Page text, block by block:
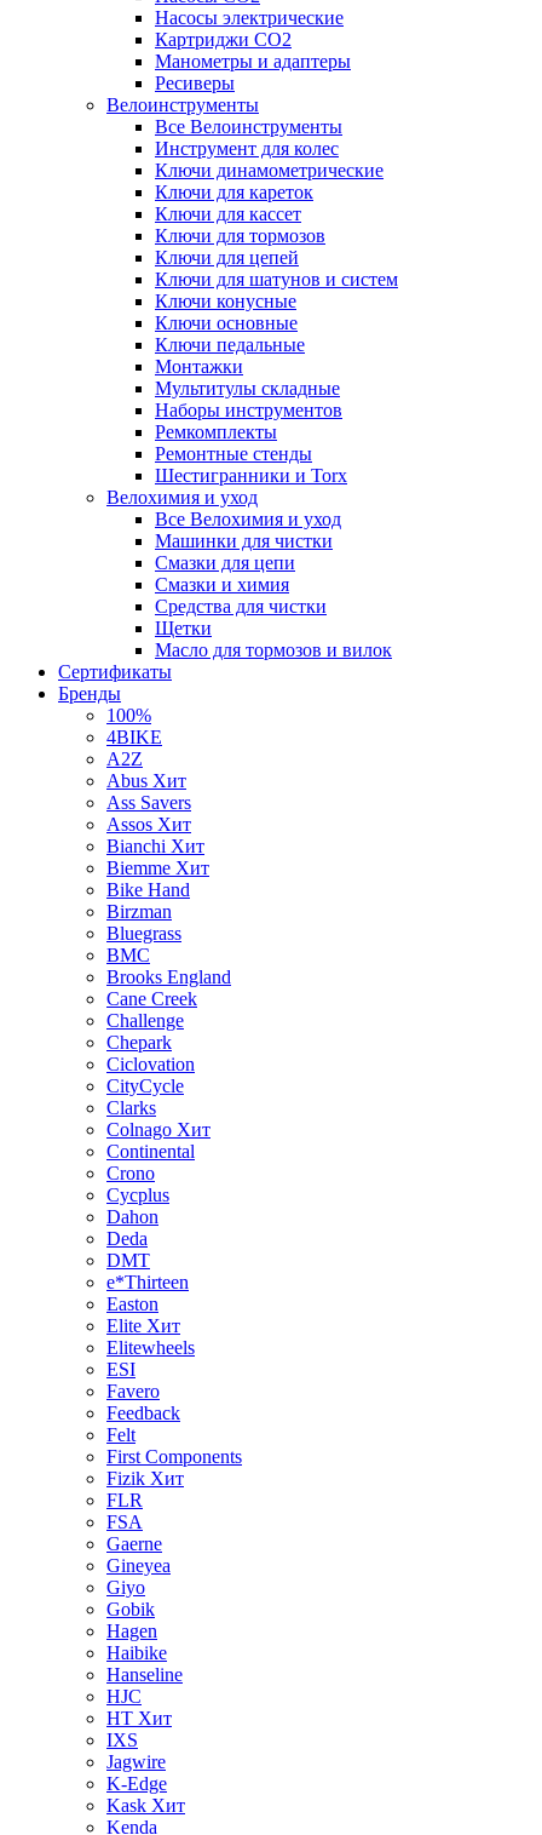
Насосы электрические
Картриджи CO2
Манометры и адаптеры
Ресиверы
Велоинструменты
Все Велоинструменты
Инструмент для колес
Ключи динамометрические
Ключи для кареток
Ключи для кассет
Ключи для тормозов
Ключи для цепей
Ключи для шатунов и систем
Ключи конусные
Ключи основные
Ключи педальные
Монтажки
Мультитулы складные
Наборы инструментов
Ремкомплекты
Ремонтные стенды
Шестигранники и Torx
Велохимия и уход
Все Велохимия и уход
Машинки для чистки
Смазки для цепи
Смазки и химия
Средства для чистки
Щетки
Масло для тормозов и вилок
Сертификаты
Бренды
100%
4BIKE
A2Z
Abus Хит
Ass Savers
Assos Хит
Bianchi Хит
Biemme Хит
Bike Hand
Birzman
Bluegrass
BMC
Brooks England
Cane Creek
Challenge
Chepark
Ciclovation
CityCycle
Clarks
Colnago Хит
Continental
Crono
Cycplus
Dahon
Deda
DMT
e*Thirteen
Easton
Elite Хит
Elitewheels
ESI
Favero
Feedback
Felt
First Components
Fizik Хит
FLR
FSA
Gaerne
Gineyea
Giyo
Gobik
Hagen
Haibike
Hanseline
HJC
HT Хит
IXS
Jagwire
K-Edge
Kask Хит
Kenda